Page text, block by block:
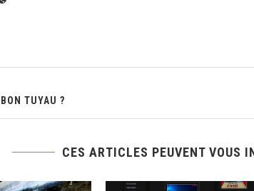
TUYAU ?
CES ARTICLES PEUVENT VOUS